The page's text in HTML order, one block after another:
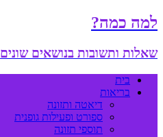
למה כמה?
שאלות ותשובות בנושאים שונים
בית
בריאות
דיאטה ותזונה
ספורט ופעילות גופנית
תוספי תזונה